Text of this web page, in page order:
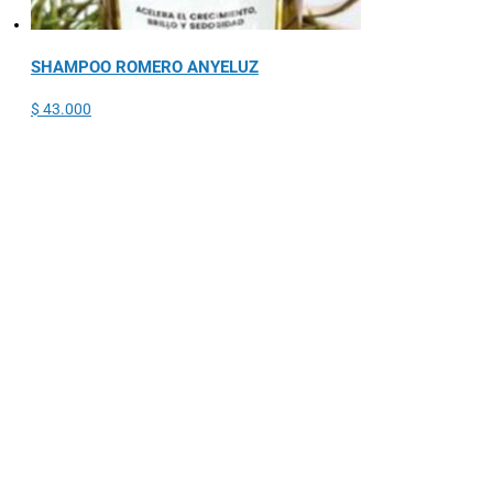
SHAMPOO ROMERO ANYELUZ
$ 43.000